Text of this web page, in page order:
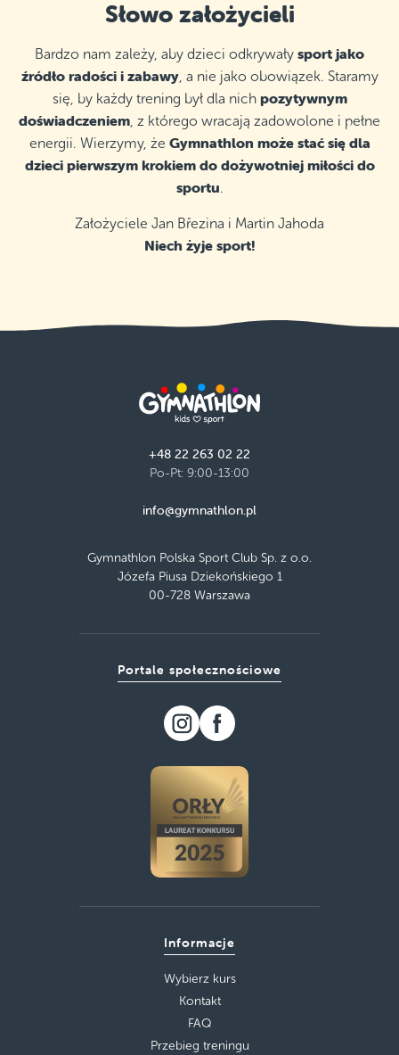
Słowo założycieli
Bardzo nam zależy, aby dzieci odkrywały sport jako
źródło radości i zabawy, a nie jako obowiązek. Staramy
się, by każdy trening był dla nich pozytywnym
doświadczeniem , z którego wracają zadowolone i pełne
energii. Wierzymy, że Gymnathlon może stać się dla
dzieci pierwszym krokiem do dożywotniej miłości do
sportu.
Założyciele Jan Březina i Martin Jahoda
Niech żyje sport!
+48 22 263 02 22
Po-Pt: 9:00-13:00
info@gymnathlon.pl
Gymnathlon Polska Sport Club Sp. z o.o.
Józefa Piusa Dziekońskiego 1
00-728 Warszawa
Informacje
Wybierz kurs
Kontakt
FAQ
Przebieg treningu
Portale społecznościowe